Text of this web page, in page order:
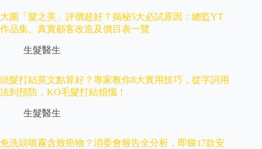
大圍「髮之美」評價超好？揭秘5大必試原因：總監YT
作品集、真實顧客改造及價目表一覽
生髮醫生
頭髮打結英文點算好？專家教你8大實用技巧，從字詞用
法到預防，KO毛髮打結煩惱！
生髮醫生
免洗頭噴霧含致癌物？消委會報告全分析，即睇17款安